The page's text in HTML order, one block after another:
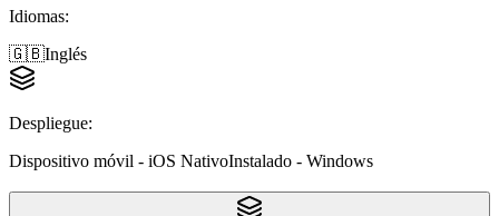
Idiomas:
🇬🇧Inglés
Despliegue:
Dispositivo móvil - iOS NativoInstalado - Windows